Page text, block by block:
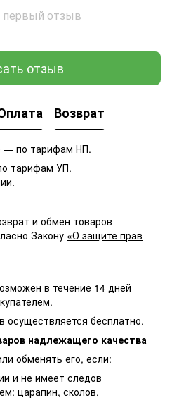
первый отзыв
отзыв
Возврат
— по тарифам НП.
тарифам УП.
и обмен товаров
Закону «О защите прав
в течение 14 дней
осуществляется бесплатно.
надлежащего качества
обменять его, если:
и не имеет следов
царапин, сколов,